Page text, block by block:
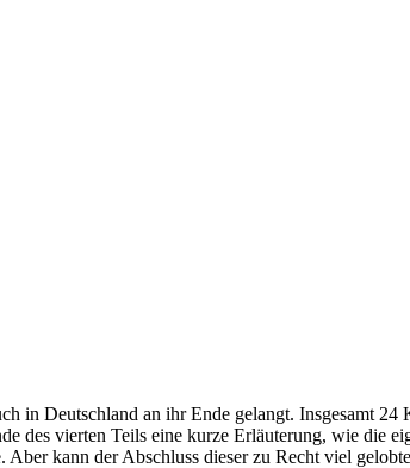
in Deutschland an ihrEnde gelangt. Insgesamt 24
des vierten Teils eine kurze Erläuterung, wie die
kann der Abschluss dieser zu Recht viel